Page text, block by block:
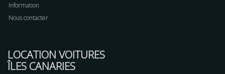
Information
Nous contacter
LOCATION VOITURES
ÎLES CANARIES